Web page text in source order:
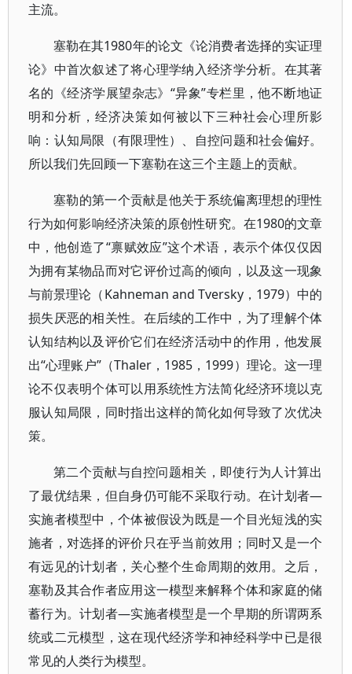
主流。
塞勒在其1980年的论文《论消费者选择的实证理
论》中首次叙述了将心理学纳入经济学分析。在其著
名的《经济学展望杂志》“异象”专栏里，他不断地证
明和分析，经济决策如何被以下三种社会心理所影
响：认知局限（有限理性）、自控问题和社会偏好。
所以我们先回顾一下塞勒在这三个主题上的贡献。
塞勒的第一个贡献是他关于系统偏离理想的理性
行为如何影响经济决策的原创性研究。在1980的文章
中，他创造了“禀赋效应”这个术语，表示个体仅仅因
为拥有某物品而对它评价过高的倾向，以及这一现象
与前景理论（Kahneman and Tversky，1979）中的
损失厌恶的相关性。在后续的工作中，为了理解个体
认知结构以及评价它们在经济活动中的作用，他发展
出“心理账户”（Thaler，1985，1999）理论。这一理
论不仅表明个体可以用系统性方法简化经济环境以克
服认知局限，同时指出这样的简化如何导致了次优决
策。
第二个贡献与自控问题相关，即使行为人计算出
了最优结果，但自身仍可能不采取行动。在计划者—
实施者模型中，个体被假设为既是一个目光短浅的实
施者，对选择的评价只在乎当前效用；同时又是一个
有远见的计划者，关心整个生命周期的效用。之后，
塞勒及其合作者应用这一模型来解释个体和家庭的储
蓄行为。计划者—实施者模型是一个早期的所谓两系
统或二元模型，这在现代经济学和神经科学中已是很
常见的人类行为模型。